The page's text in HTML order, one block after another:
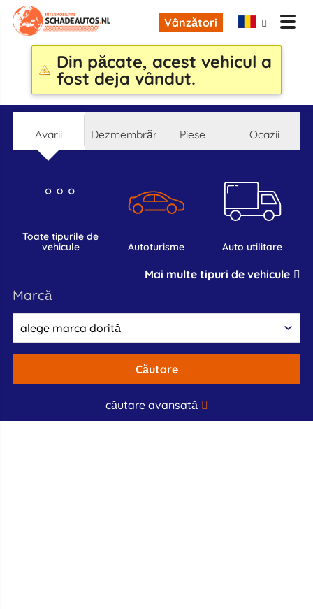
Vânzători
Din păcate, acest vehicul a
fost deja vândut.
Avarii Dezmembrări Piese Ocazii
toate tipurile de
vehicule
autoturisme auto utilitare
Mai multe tipuri de vehicule
marcă
Căutare
căutare avansată